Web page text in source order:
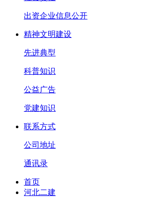
出资企业信息公开
精神文明建设
先进典型
科普知识
公益广告
党建知识
联系方式
公司地址
通讯录
首页
河北二建